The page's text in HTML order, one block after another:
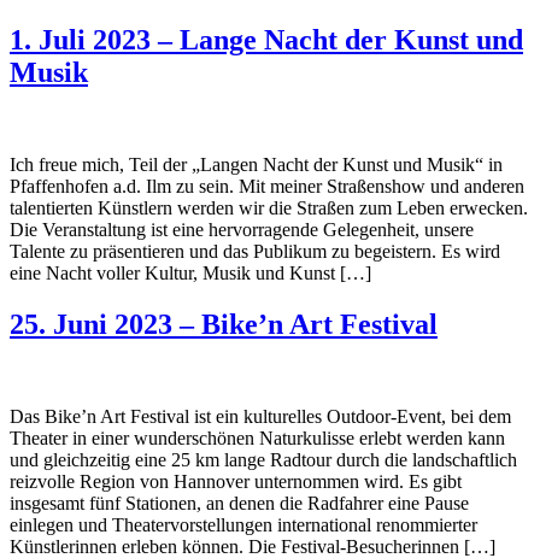
1. Juli 2023 – Lange Nacht der Kunst und
Musik
Ich freue mich, Teil der „Langen Nacht der Kunst und Musik“ in
Pfaffenhofen a.d. Ilm zu sein. Mit meiner Straßenshow und anderen
talentierten Künstlern werden wir die Straßen zum Leben erwecken.
Die Veranstaltung ist eine hervorragende Gelegenheit, unsere
Talente zu präsentieren und das Publikum zu begeistern. Es wird
eine Nacht voller Kultur, Musik und Kunst […]
25. Juni 2023 – Bike’n Art Festival
Das Bike’n Art Festival ist ein kulturelles Outdoor-Event, bei dem
Theater in einer wunderschönen Naturkulisse erlebt werden kann
und gleichzeitig eine 25 km lange Radtour durch die landschaftlich
reizvolle Region von Hannover unternommen wird. Es gibt
insgesamt fünf Stationen, an denen die Radfahrer eine Pause
einlegen und Theatervorstellungen international renommierter
Künstlerinnen erleben können. Die Festival-Besucherinnen […]